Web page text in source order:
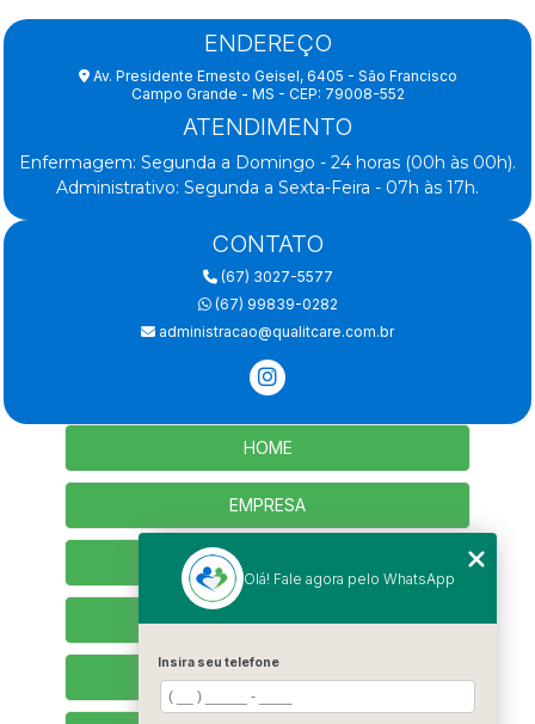
ENDEREÇO
Av. Presidente Ernesto Geisel, 6405 - São Francisco
Campo Grande - MS - CEP: 79008-552
ATENDIMENTO
Enfermagem: Segunda a Domingo - 24 horas (00h às 00h).
Administrativo: Segunda a Sexta-Feira - 07h às 17h.
CONTATO
(67) 3027-5577
(67) 99839-0282
administracao@qualitcare.com.br
HOME
EMPRESA
SERVIÇOS
CONTATO
SEJA PARCEIRO
Olá! Fale agora pelo WhatsApp
Insira seu telefone